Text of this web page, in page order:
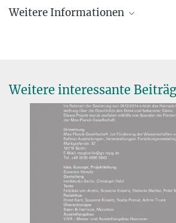
Kommunikation
Weitere Informationen
DahlemTour App
Erkunden Sie den historischen Campus auch
der Smatphone App.
Geschichte der Max-Planck-
Und ihre Anfänge in Berlin in der Kaiser-
Weitere interessante